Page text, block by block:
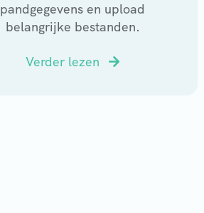
pandgegevens en upload
belangrijke bestanden.
Verder lezen